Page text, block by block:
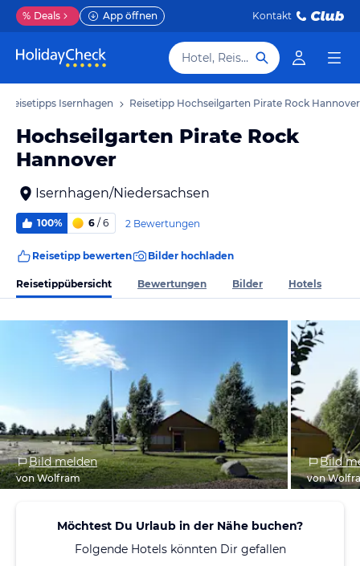
% Deals App öffnen Kontakt
Hotel, Reiseziel
Reisetipps Isernhagen Reisetipp Hochseilgarten Pirate Rock Hannover
Hochseilgarten Pirate Rock
Hannover
Isernhagen/Niedersachsen
100% 6 / 6 2 Bewertungen
Reisetipp bewerten Bilder hochladen
Reisetippübersicht Bewertungen Bilder Hotels
Bild melden
von Wolfram
Bild
von
Möchtest Du Urlaub in der Nähe buchen?
Folgende Hotels könnten Dir gefallen